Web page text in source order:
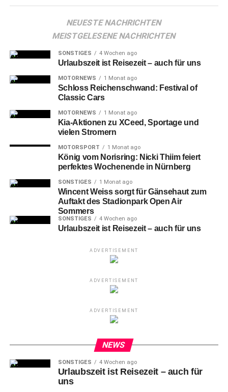
sowie bei der Art Zürich und der Art Karlsruhe, wo er
, geboren 1981 in Halle/Saale, malt bevorzugt
mit Ölfarben auf Aluminiumplatten, wobei er auch das
große Format nicht scheut. Themen sind dichte, den
gesamten Hintergrund ausfüllende Fantasielandschaften,
NEUESTE NACHRICHTEN
MEISTGELESENE NACHRICHTEN
SONSTIGES 4 Wochen ago
Urlaubszeit ist Reisezeit – auch für uns
MOTORNEWS 1 Monat ago
Schloss Reichenschwand: Festival of
Classic Cars
MOTORNEWS 1 Monat ago
Kia-Aktionen zu XCeed, Sportage und
vielen Stromern
MOTORSPORT 1 Monat ago
König vom Norisring: Nicki Thiim feiert
perfektes Wochenende in Nürnberg
SONSTIGES 1 Monat ago
Wincent Weiss sorgt für Gänsehaut zum
Auftakt des Stadionpark Open Air
Sommers
SONSTIGES 4 Wochen ago
Urlaubszeit ist Reisezeit – auch für uns
ADVERTISEMENT
ADVERTISEMENT
ADVERTISEMENT
NEWS
SONSTIGES 4 Wochen ago
Urlaubszeit ist Reisezeit – auch für
uns